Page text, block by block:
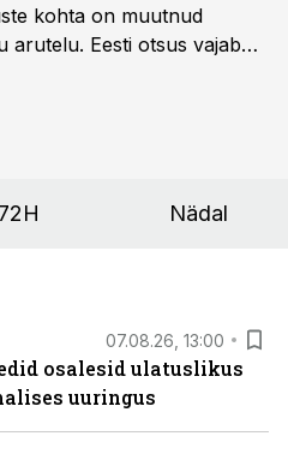
kohta on muutnud
arutelu. Eesti otsus vajab
72H Nädal
07.08.26, 13:00
osalesid ulatuslikus
uuringus